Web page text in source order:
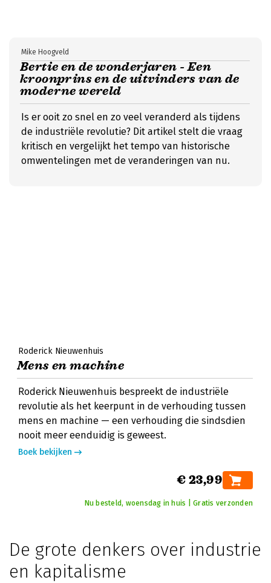
Bertie en de wonderjaren - Een
kroonprins en de uitvinders van de
moderne wereld
Mike Hoogveld
Is er ooit zo snel en zo veel veranderd als tijdens
de industriële revolutie? Dit artikel stelt die vraag
kritisch en vergelijkt het tempo van historische
omwentelingen met de veranderingen van nu.
Roderick Nieuwenhuis
Mens en machine
Roderick Nieuwenhuis bespreekt de industriële
revolutie als het keerpunt in de verhouding tussen
mens en machine — een verhouding die sindsdien
nooit meer eenduidig is geweest.
Boek bekijken
€ 23,99
Nu besteld, woensdag in huis | Gratis verzonden
De grote denkers over industrie
en kapitalisme